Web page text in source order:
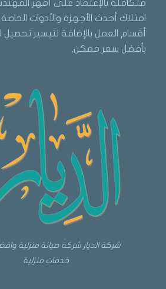
متكاملة بالإعتماد على أمهر
امتلاك أحدث الأجهزة والأدوات
أقسام العمل بالإضافة لتيسير تحصيل
بأفضل سعر ممكن.
شركة الديار شركة صيانة منزلية
خدمات منزلية